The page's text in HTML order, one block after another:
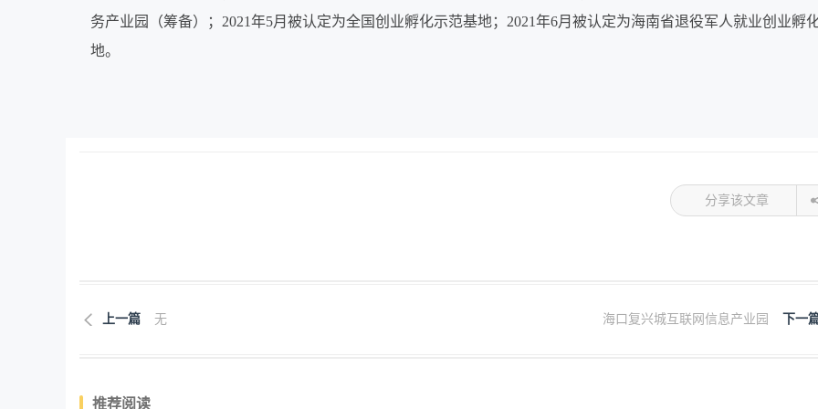
务产业园（筹备）；2021年5月被认定为全国创业孵化示范基地；2021年6月被认定为海南省退役军人就业创业孵
地。
分享该文章
上一篇 无 下一
海口复兴城互联网信息产业园
推荐阅读